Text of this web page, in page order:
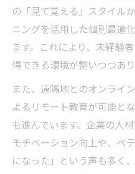
の「見て覚える」スタイル
ニングを活用した個別最適
ます。これにより、未経験
得できる環境が整いつつあり
また、遠隔地とのオンライ
よるリモート教育が可能と
も進んでいます。企業の人
モチベーション向上や、ベ
になった」という声も多く